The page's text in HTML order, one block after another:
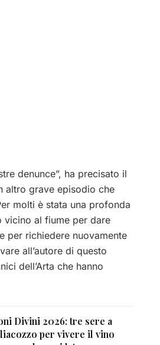
denunce”, ha precisato il
altro grave episodio che
molti è stata una profonda
vicino al fiume per dare
per richiedere nuovamente
all’autore di questo
dell’Arta che hanno
Divini 2026: tre sere a
per vivere il vino